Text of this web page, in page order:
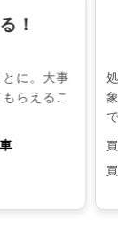
！
に。大事
らえるこ